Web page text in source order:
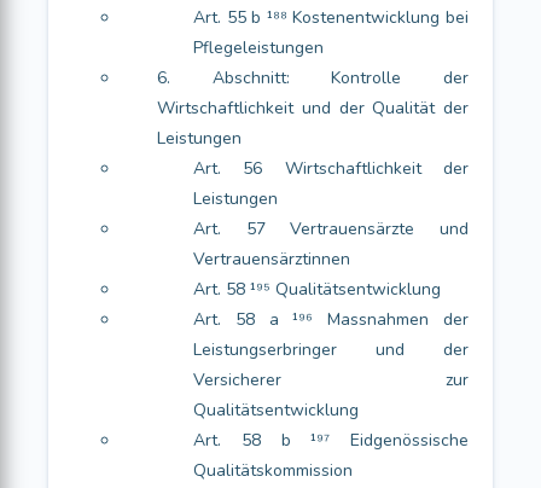
Art. 55 b ¹⁸⁸ Kostenentwicklung bei
Pflegeleistungen
6. Abschnitt: Kontrolle der
Wirtschaftlichkeit und der Qualität der
Leistungen
Art. 56 Wirtschaftlichkeit der
Leistungen
Art. 57 Vertrauensärzte und
Vertrauensärztinnen
Art. 58 ¹⁹⁵ Qualitätsentwicklung
Art. 58 a ¹⁹⁶ Massnahmen der
Leistungserbringer und der
Versicherer zur
Qualitätsentwicklung
Art. 58 b ¹⁹⁷ Eidgenössische
Qualitätskommission